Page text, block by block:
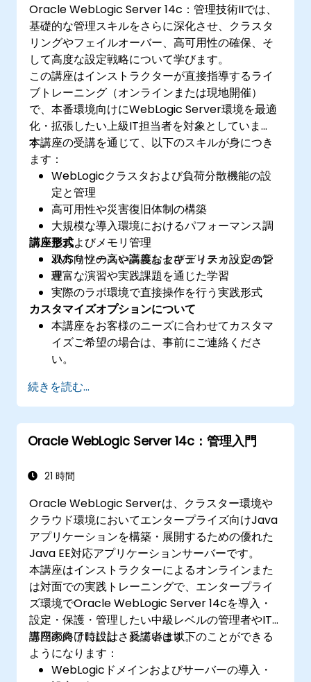
Oracle WebLogic Server 14c：管理技術IIでは、
基礎的な管理スキルをさらに深化させ、クラスタ
リングやフェイルオーバー、高可用性の確保、そ
して高度な設定戦略について学びます。
この講座はインストラクターが直接指導するライ
ブトレーニング（オンラインまたは現地開催）
で、本番環境向けにWebLogic Server環境を最適
化・拡張したい上級IT担当者を対象としていま
す。
本講座の受講を通じて、以下のスキルが身につき
ます：
WebLogicクラスタおよび負荷分散機能の設
定と管理
高可用性や災害復旧体制の構築
大規模な導入環境におけるパフォーマンス調
整およびメモリ管理
JMSリソースや高度なセキュリティ設定の管
理
講座形式
双方向性の高い講義およびディスカッション
豊富な演習や実践課題を通じた学習
実際のラボ環境で直接操作を行う実践形式
カスタマイズオプションについて
本講座をお客様のニーズに合わせてカスタマ
イズご希望の場合は、事前にご連絡くださ
い。
続きを読む...
Oracle WebLogic Server 14c：管理入門
21 時間
Oracle WebLogic Serverは、クラスター環境や
クラウド環境においてエンタープライズ向けJava
アプリケーションを構築・展開するための優れた
Java EE対応アプリケーションサーバーです。
本講座はインストラクターによるオンラインまた
は対面での実践トレーニングで、エンタープライ
ズ環境でOracle WebLogic Server 14cを導入・
設定・保護・管理したい中級レベルの管理者やIT
専門家向けに設計されています。
講座の終了時には、受講者は以下のことができる
ようになります：
WebLogicドメインおよびサーバーの導入・